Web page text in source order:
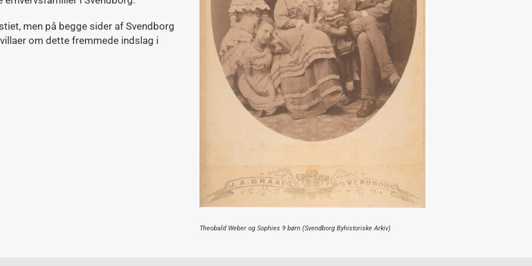
men på begge sider af Svendborg
om dette fremmede indslag i
Theobald Weber og Sophies 9 børn (Svendborg Byhistoriske Arkiv)